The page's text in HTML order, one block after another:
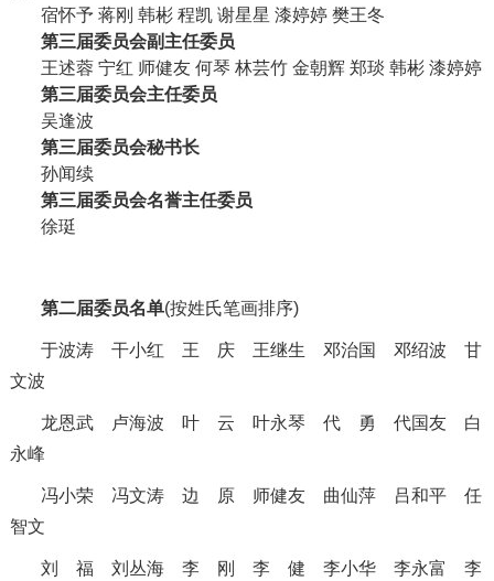
宿怀予 蒋刚 韩彬 程凯 谢星星 漆婷婷 樊王冬
第三届委员会副主任委员
王述蓉 宁红 师健友 何琴 林芸竹 金朝辉 郑琰 韩彬 漆婷婷
第三届委员会主任委员
吴逢波
第三届委员会秘书长
孙闻续
第三届委员会名誉主任委员
徐珽
第二届委员名单(按姓氏笔画排序)
于波涛 干小红 王 庆 王继生 邓治国 邓绍波 甘
文波
龙恩武 卢海波 叶 云 叶永琴 代 勇 代国友 白
永峰
冯小荣 冯文涛 边 原 师健友 曲仙萍 吕和平 任
智文
刘 福 刘丛海 李 刚 李 健 李小华 李永富 李